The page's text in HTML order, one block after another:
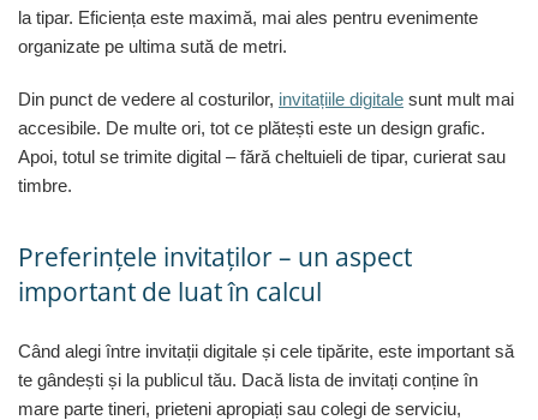
la tipar. Eficiența este maximă, mai ales pentru evenimente
organizate pe ultima sută de metri.
Din punct de vedere al costurilor, invitațiile digitale sunt mult mai
accesibile. De multe ori, tot ce plătești este un design grafic.
Apoi, totul se trimite digital – fără cheltuieli de tipar, curierat sau
timbre.
Preferințele invitaților – un aspect
important de luat în calcul
Când alegi între invitații digitale și cele tipărite, este important să
te gândești și la publicul tău. Dacă lista de invitați conține în
mare parte tineri, prieteni apropiați sau colegi de serviciu,